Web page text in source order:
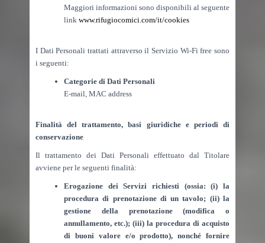
Maggiori informazioni sono disponibili al seguente
link www.rifugiocomici.com/it/cookies
I Dati Personali trattati attraverso il Servizio Wi-Fi free sono
i seguenti:
Categorie di Dati Personali
E-mail, MAC address
Finalità del trattamento, basi giuridiche e periodi di
conservazione
Il trattamento dei Dati Personali effettuato dal Titolare
avviene per le seguenti finalità:
Erogazione dei Servizi richiesti (ossia: (i) la
procedura di prenotazione di un tavolo; (ii) la
gestione della prenotazione (modifica o
annullamento, etc.); (iii) la procedura di acquisto
di buoni valore e/o prodotto), nonché fornire